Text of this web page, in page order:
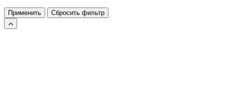
Применить Сбросить фильтр